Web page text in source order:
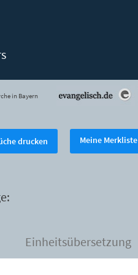
in Bayern
drucken Meine Merkliste
Einheitsübersetzung